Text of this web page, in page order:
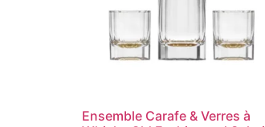
Ensemble Carafe & Verres à